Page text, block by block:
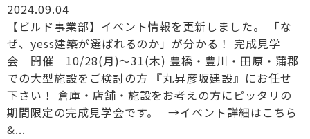
2024.09.04
【ビルド事業部】イベント情報を更新しました。 「な
ぜ、yess建築が選ばれるのか」が分かる！ 完成見学
会 開催 10/28(月)～31(木) 豊橋・豊川・田原・蒲郡
での大型施設をご検討の方 『丸昇彦坂建設』にお任せ
下さい！ 倉庫・店舗・施設をお考えの方にピッタリの
期間限定の完成見学会です。 →イベント詳細はこちら
&...